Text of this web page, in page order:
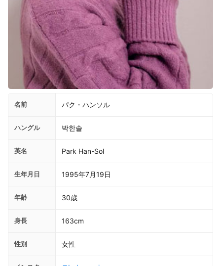
名前 パク・ハンソル
ハングル 박한솔
英名 Park Han-Sol
生年月日 1995年7月19日
年齢 30歳
身長 163cm
性別 女性